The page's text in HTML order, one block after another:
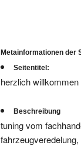
Metainformationen der
Seitentitel:
herzlich
Beschreibung
tuning vom